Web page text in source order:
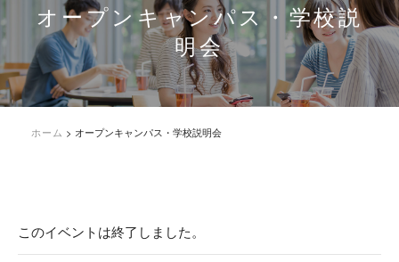
オープンキャンパス・学校説
明会
ホーム > オープンキャンパス・学校説明会
このイベントは終了しました。